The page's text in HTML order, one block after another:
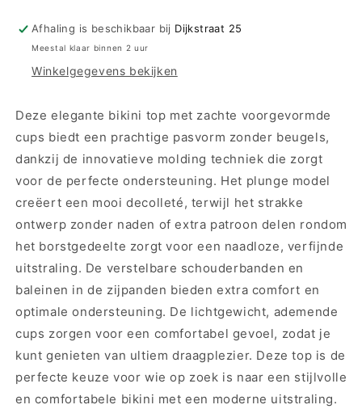
Plunge
padded
set
60659/60665
Ink
Blue
(1640)
Plunge
padded
set
60659/60665
Ink
Blue
(1640)
Afhaling is beschikbaar bij Dijkstraat 25
Meestal klaar binnen 2 uur
Winkelgegevens bekijken
Deze elegante bikini top met zachte voorgevormde
cups biedt een prachtige pasvorm zonder beugels,
dankzij de innovatieve molding techniek die zorgt
voor de perfecte ondersteuning. Het plunge model
creëert een mooi decolleté, terwijl het strakke
ontwerp zonder naden of extra patroon delen rondom
het borstgedeelte zorgt voor een naadloze, verfijnde
uitstraling. De verstelbare schouderbanden en
baleinen in de zijpanden bieden extra comfort en
optimale ondersteuning. De lichtgewicht, ademende
cups zorgen voor een comfortabel gevoel, zodat je
kunt genieten van ultiem draagplezier. Deze top is de
perfecte keuze voor wie op zoek is naar een stijlvolle
en comfortabele bikini met een moderne uitstraling.